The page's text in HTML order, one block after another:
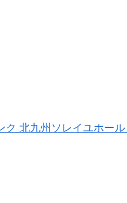
ク 北九州ソレイユホール